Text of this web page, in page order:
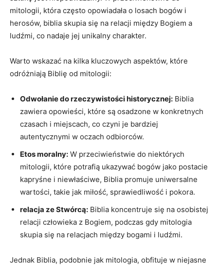
mitologii, która często opowiadała o losach bogów i
herosów, biblia skupia się na relacji między Bogiem a
ludźmi, co nadaje jej unikalny charakter.
Warto wskazać na kilka kluczowych aspektów, które
odróżniają Biblię od mitologii:
Odwołanie do rzeczywistości historycznej: Biblia
zawiera opowieści, które są osadzone w konkretnych
czasach i miejscach, co czyni je bardziej
autentycznymi w oczach odbiorców.
Etos moralny: W przeciwieństwie do niektórych
mitologii, które potrafią ukazywać bogów jako postacie
kapryśne i niewłaściwe, Biblia promuje uniwersalne
wartości, takie jak miłość, sprawiedliwość i pokora.
relacja ze Stwórcą: Biblia koncentruje się na osobistej
relacji człowieka z Bogiem, podczas gdy mitologia
skupia się na relacjach między bogami i ludźmi.
Jednak Biblia, podobnie jak mitologia, obfituje w niejasne